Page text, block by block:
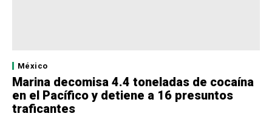
México
Marina decomisa 4.4 toneladas de cocaína
en el Pacífico y detiene a 16 presuntos
traficantes